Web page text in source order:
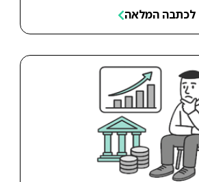
לכתבה המלאה